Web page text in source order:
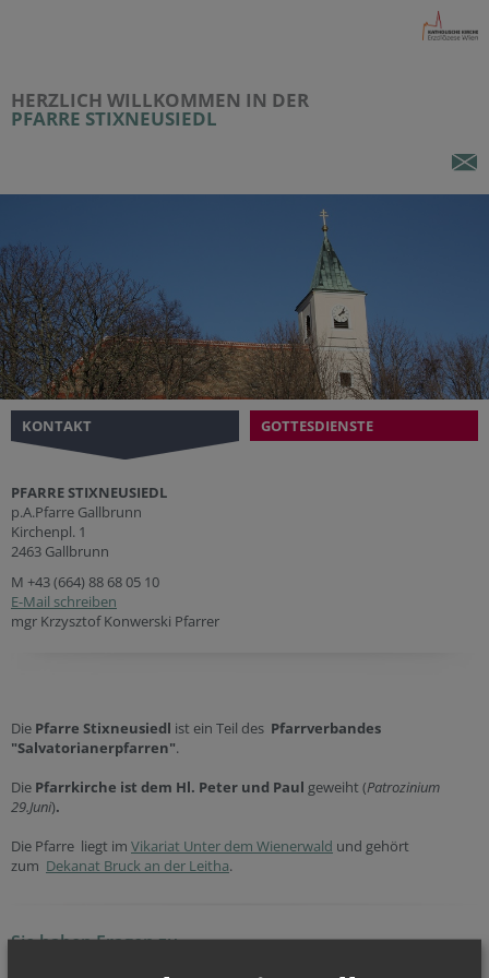
HERZLICH WILLKOMMEN IN DER
PFARRE STIXNEUSIEDL
KONTAKT GOTTESDIENSTE
PFARRE STIXNEUSIEDL
p.A.Pfarre Gallbrunn
Kirchenpl. 1
2463 Gallbrunn
M +43 (664) 88 68 05 10
E-Mail schreiben
mgr Krzysztof Konwerski Pfarrer
Die Pfarre Stixneusiedl ist ein Teil des Pfarrverbandes
"Salvatorianerpfarren".
Die Pfarrkirche ist dem Hl. Peter und Paul geweiht (Patrozinium
29.Juni).
Die Pfarre liegt im Vikariat Unter dem Wienerwald und gehört
zum Dekanat Bruck an der Leitha.
Sie haben Fragen zu